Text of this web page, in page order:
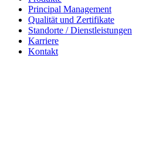
Principal Management
Qualität und Zertifikate
Standorte / Dienstleistungen
Karriere
Kontakt